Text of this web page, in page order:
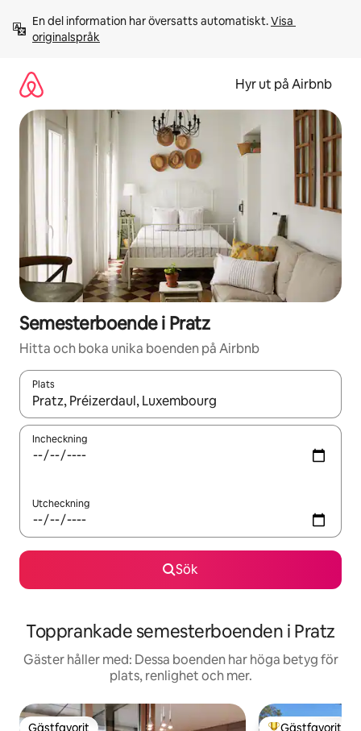
innehåll
En del information har översatts automatiskt. Visa
originalspråk
Hyr ut på Airbnb
Semesterboende i Pratz
Hitta och boka unika boenden på Airbnb
Plats
När resultaten är tillgängliga kan du navigera med upp- och
Incheckning
Utcheckning
Sök
Topprankade semesterboenden i Pratz
Gäster håller med: Dessa boenden har höga betyg för
plats, renlighet och mer.
Gästfavorit Gästfavorit